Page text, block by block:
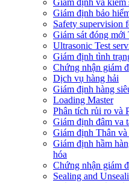
Giám định và kiểm
Giám định bảo
Safety supervision
Giám sát đóng mới
Ultrasonic Test
Giám định tình
Chứng nhận giám
Dịch vụ hàng hải
Giám định hàng
Loading Master
Phân tích rủi ro và
​Giám định đâm va
Giám định Thân
​Giám định hầm
hóa
Chứng nhận giám
Sealing and